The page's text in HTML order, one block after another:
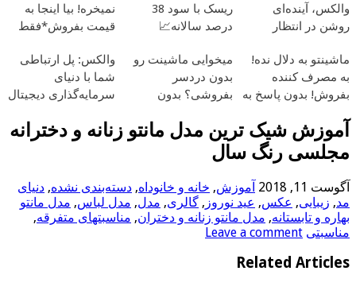
والکس، آینده‌ای
روشن در انتظار
ریسک با سود 38
درصد سالانه📈
نمیخره! بیا اینجا به
قیمت بفروش*فقط
ماشینتو به دلال نده!
به مصرف کننده
بفروش! بدون پاسخ به
میخوایی ماشینت رو
بدون دردسر
بفروشی؟ بدون
والکس: پل ارتباطی
شما با دنیای
سرمایه‌گذاری دیجیتال
آموزش شیک ترین مدل مانتو زنانه و دخترانه
مجلسی رنگ سال
آگوست 11, 2018 آموزش, خانه و خانوداه, دسته‌بندی نشده, دنیای
مد, زیبایی, عکس, عید نوروز , گالری, مدل, مدل لباس, مدل مانتو
بهاره و تابستانه, مدل مانتو زنانه و دختران, مناسبتهای متفرقه,
مناسبتی Leave a comment
Related Articles